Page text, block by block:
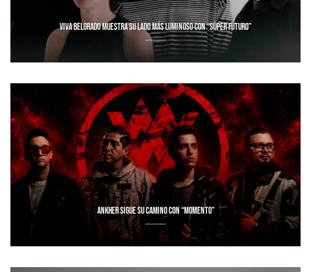
VIVA BELGRADO MUESTRA SU LADO MÁS LUMINOSO CON “SÚPER FUTURO”
ANKHER SIGUE SU CAMINO CON “MOMENTO”